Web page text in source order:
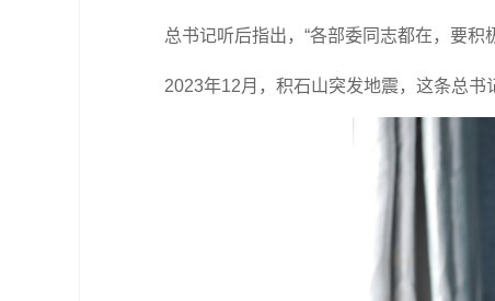
总书记听后指出，“各部委同志都在，要积
2023年12月，积石山突发地震，这条总书